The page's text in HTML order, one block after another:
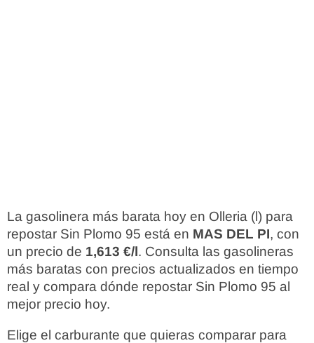
La gasolinera más barata hoy en Olleria (l) para
repostar Sin Plomo 95 está en MAS DEL PI, con
un precio de 1,613 €/l. Consulta las gasolineras
más baratas con precios actualizados en tiempo
real y compara dónde repostar Sin Plomo 95 al
mejor precio hoy.
Elige el carburante que quieras comparar para